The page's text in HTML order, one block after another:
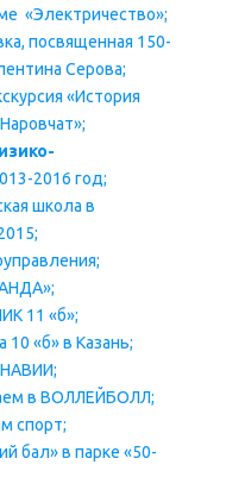
«Электричество»;
посвященная 150-
Серова;
«История
2016 год;
школа в
11 «б»;
10 «б» в Казань;
в ВОЛЛЕЙБОЛЛ;
спорт;
бал» в парке «50-